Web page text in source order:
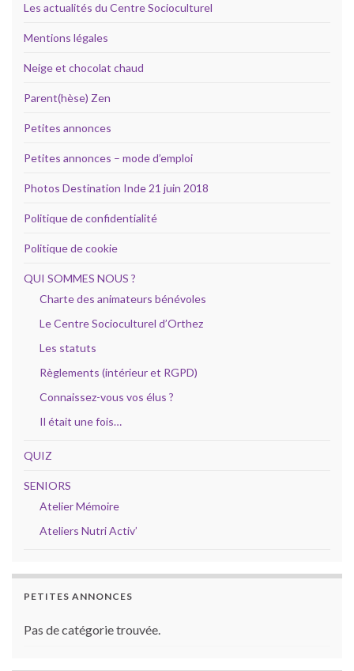
Les actualités du Centre Socioculturel
Mentions légales
Neige et chocolat chaud
Parent(hèse) Zen
Petites annonces
Petites annonces – mode d’emploi
Photos Destination Inde 21 juin 2018
Politique de confidentialité
Politique de cookie
QUI SOMMES NOUS ?
Charte des animateurs bénévoles
Le Centre Socioculturel d’Orthez
Les statuts
Règlements (intérieur et RGPD)
Connaissez-vous vos élus ?
Il était une fois…
QUIZ
SENIORS
Atelier Mémoire
Ateliers Nutri Activ’
PETITES ANNONCES
Pas de catégorie trouvée.